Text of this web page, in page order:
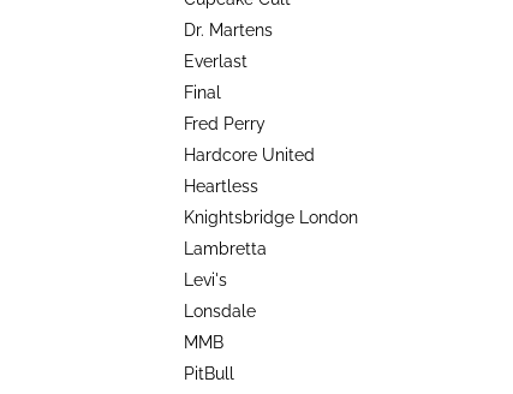
Dr. Martens
Everlast
Final
Fred Perry
Hardcore United
Heartless
Knightsbridge London
Lambretta
Levi's
Lonsdale
MMB
PitBull
TRIKO COCKNEY REJECT - OXBLOOD
499 Kč